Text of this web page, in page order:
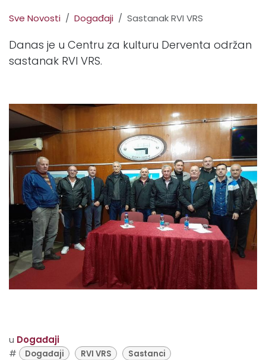
Sve Novosti Događaji Sastanak RVI VRS
Danas je u Centru za kulturu Derventa održan
sastanak RVI VRS.
u Događaji
#
Događaji RVI VRS Sastanci